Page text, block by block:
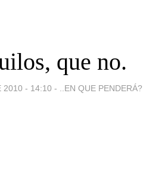
que no.
2010 - 14:10 - ..EN QUE PENDERÁ?